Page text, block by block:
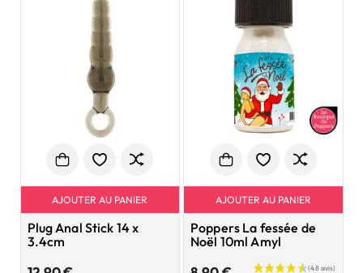
AJOUTER AU PANIER
Plug Anal Stick 14 x
3.4cm
Prix
AJOUTER AU PANIER
Poppers La fessée de
Noël 10ml Amyl
Prix